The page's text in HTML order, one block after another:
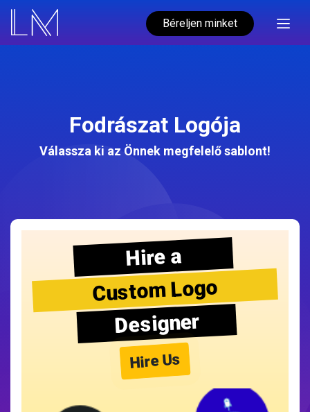
Béreljen minket
Fodrászat Logója
Válassza ki az Önnek megfelelő sablont!
Hire a
Custom Logo
Designer
Hire Us